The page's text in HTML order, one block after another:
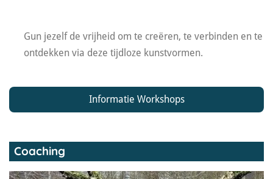
Gun jezelf de vrijheid om te creëren, te verbinden en te
ontdekken via deze tijdloze kunstvormen.
Informatie Workshops
Coaching